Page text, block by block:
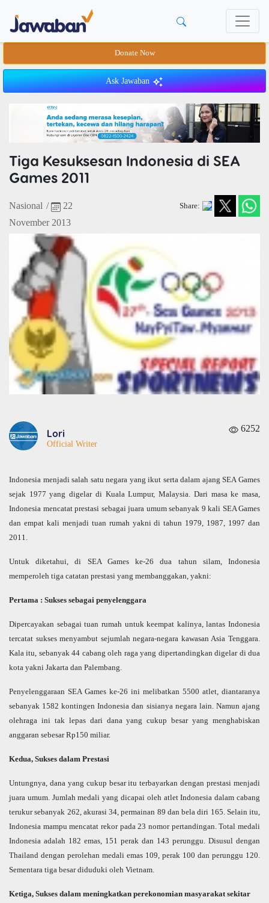
Donate Now
Ask Jawaban
Tiga Kesuksesan Indonesia di SEA
Games 2011
Nasional /
22
November 2013
Share:
Lori
Official Writer
6252
Indonesia menjadi salah satu negara yang ikut serta dalam ajang SEA Games
sejak 1977 yang digelar di Kuala Lumpur, Malaysia. Dari masa ke masa,
Indonesia mencatat prestasi sebagai juara umum sebanyak 9 kali SEA Games
dan empat kali menjadi tuan rumah yakni di tahun 1979, 1987, 1997 dan
2011.
Untuk diketahui, di SEA Games ke-26 dua tahun silam, Indonesia
memperoleh tiga catatan prestasi yang membanggakan, yakni:
Pertama : Sukses sebagai penyelenggara
Dipercayakan sebagai tuan rumah untuk keempat kalinya, lantas Indonesia
tercatat sukses menyambut sejumlah negara-negara kawasan Asia Tenggara.
Kala itu, sebanyak 44 cabang oleh raga yang dipertandingkan digelar di dua
kota yakni Jakarta dan Palembang.
Penyelenggaraan SEA Games ke-26 ini melibatkan 5500 atlet, diantaranya
sebanyak 1582 kontingen Indonesia dan sisianya negara lain. Namun ajang
olehraga ini tak lepas dari dana yang cukup besar yang menghabiskan
anggaran sebesar Rp150 miliar.
Kedua, Sukses dalam Prestasi
Untungnya, dana yang cukup besar itu terbayarkan dengan prestasi menjadi
juara umum. Jumlah medali yang dicapai oleh atlet Indonesia dalam cabang
terukur sebanyak 262, akurasi 34, permainan 89 dan bela diri 165. Selain itu,
Indonesia mampu mencatat rekor pada 23 nomor pertandingan. Total medali
Indonesia adalah 182 emas, 151 perak dan 143 perunggu. Disusul dengan
Thailand dengan perolehan medali emas 109, perak 100 dan perunggu 120.
Sementara tiga besar diduduki oleh Vietnam.
Ketiga, Sukses dalam meningkatkan perekonomian masyarakat sekitar